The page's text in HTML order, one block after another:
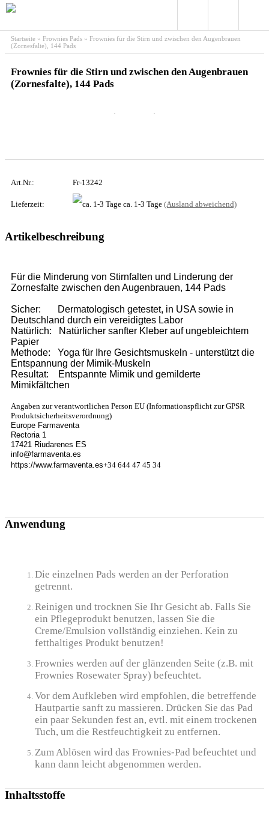
Startseite » Frownies Pads » Frownies für die Stirn und zwischen den Augenbrauen
(Zornesfalte), 144 Pads
Frownies für die Stirn und zwischen den Augenbrauen
(Zornesfalte), 144 Pads
Art.Nr.: Fr-13242
Lieferzeit: ca. 1-3 Tage (Ausland abweichend)
Artikelbeschreibung
Für die Minderung von Stirnfalten und Linderung der
Zornesfalte zwischen den Augenbrauen, 144 Pads
Sicher: Dermatologisch getestet, in USA sowie in
Deutschland durch ein vereidigtes Labor
Natürlich: Natürlicher sanfter Kleber auf ungebleichtem
Papier
Methode: Yoga für Ihre Gesichtsmuskeln - unterstützt die
Entspannung der Mimik-Muskeln
Resultat: Entspannte Mimik und gemilderte
Mimikfältchen
Angaben zur verantwortlichen Person EU (Informationspflicht zur GPSR
Produktsicherheitsverordnung)
Europe Farmaventa
Rectoria 1
17421 Riudarenes ES
info@farmaventa.es
https://www.farmaventa.es+34 644 47 45 34
Anwendung
Die einzelnen Pads werden an der Perforation
getrennt.
Reinigen und trocknen Sie Ihr Gesicht ab. Falls Sie
ein Pflegeprodukt benutzen, lassen Sie die
Creme/Emulsion vollständig einziehen. Kein zu
fetthaltiges Produkt benutzen!
Frownies werden auf der glänzenden Seite (z.B. mit
Frownies Rosewater Spray) befeuchtet.
Vor dem Aufkleben wird empfohlen, die betreffende
Hautpartie sanft zu massieren. Drücken Sie das Pad
ein paar Sekunden fest an, evtl. mit einem trockenen
Tuch, um die Restfeuchtigkeit zu entfernen.
Zum Ablösen wird das Frownies-Pad befeuchtet und
kann dann leicht abgenommen werden.
Inhaltsstoffe